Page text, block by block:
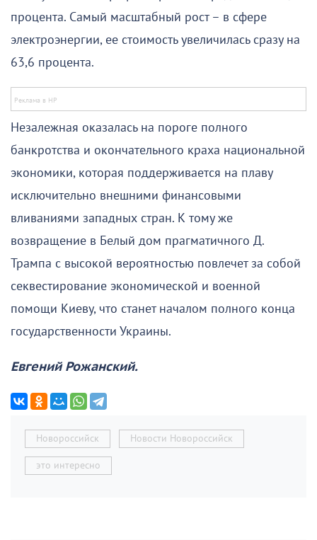
процента. Самый масштабный рост – в сфере
электроэнергии, ее стоимость увеличилась сразу на
63,6 процента.
Незалежная оказалась на пороге полного
банкротства и окончательного краха национальной
экономики, которая поддерживается на плаву
исключительно внешними финансовыми
вливаниями западных стран. К тому же
возвращение в Белый дом прагматичного Д.
Трампа с высокой вероятностью повлечет за собой
секвестирование экономической и военной
помощи Киеву, что станет началом полного конца
государственности Украины.
Евгений Рожанский.
Новороссийск Новости Новороссийск
это интересно